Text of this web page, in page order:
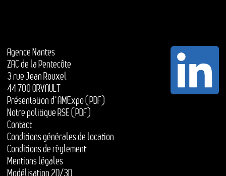
Agence Nantes
ZAC de la Pentecôte
3 rue Jean Rouxel
44 700 ORVAULT
Présentation d'AMExpo (PDF)
Notre politique RSE (PDF)
Contact
Conditions générales de location
Conditions de règlement
Mentions légales
Modélisation 2D/3D